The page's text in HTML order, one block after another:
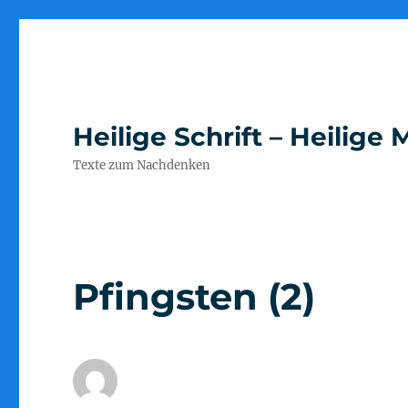
Heilige Schrift – Heilige
Texte zum Nachdenken
Pfingsten (2)